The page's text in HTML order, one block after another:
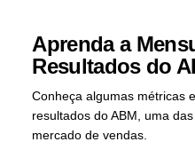
Aprenda a
Resultados do
Conheça algumas métricas
resultados do ABM, uma
mercado de vendas.